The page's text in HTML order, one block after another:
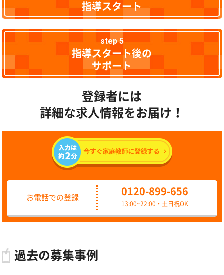
指導スタート
step 5
指導スタート後の
サポート
登録者には
詳細な求人情報をお届け！
お電話での登録
0120-899-656
13:00~22:00・土日祝OK
過去の募集事例